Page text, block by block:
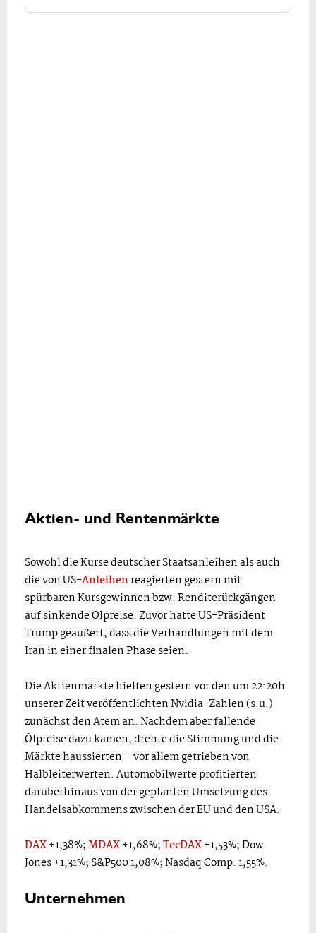
Aktien- und Rentenmärkte
Sowohl die Kurse deutscher Staatsanleihen als auch
die von US-Anleihenreagierten gestern mit
spürbaren Kursgewinnen bzw. Renditerückgängen
auf sinkende Ölpreise. Zuvor hatte US-Präsident
Trump geäußert, dass die Verhandlungen mit dem
Iran in einer finalen Phase seien.
Die Aktienmärkte hielten gestern vor den um 22:20h
unserer Zeit veröffentlichten Nvidia-Zahlen (s.u.)
zunächst den Atem an. Nachdem aber fallende
Ölpreise dazu kamen, drehte die Stimmung und die
Märkte haussierten – vor allem getrieben von
Halbleiterwerten. Automobilwerte profitierten
darüberhinaus von der geplanten Umsetzung des
Handelsabkommens zwischen der EU und den USA.
DAX+1,38%;MDAX+1,68%;TecDAX+1,53%; Dow
Jones +1,31%; S&P500 1,08%; Nasdaq Comp. 1,55%.
Unternehmen